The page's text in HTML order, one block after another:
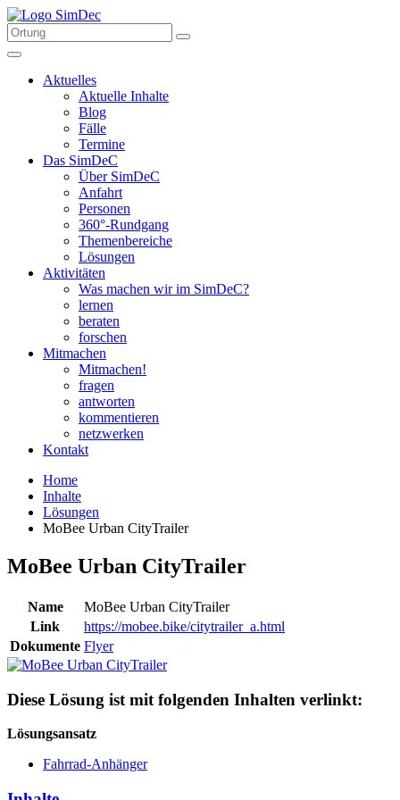
Aktuelles
Aktuelle Inhalte
Blog
Fälle
Termine
Das SimDeC
Über SimDeC
Anfahrt
Personen
360°-Rundgang
Themenbereiche
Lösungen
Aktivitäten
Was machen wir im SimDeC?
lernen
beraten
forschen
Mitmachen
Mitmachen!
fragen
antworten
kommentieren
netzwerken
Kontakt
Home
Inhalte
Lösungen
MoBee Urban CityTrailer
MoBee Urban CityTrailer
Name
MoBee Urban CityTrailer
Link
https://mobee.bike/citytrailer_a.html
Dokumente Flyer
Diese Lösung ist mit folgenden Inhalten verlinkt:
Lösungsansatz
Fahrrad-Anhänger